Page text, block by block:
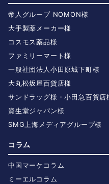
帝人グループ NOMON様
大手製薬メーカー様
コスモス薬品様
ファミリーマート様
一般社団法人小田原城下町様
大丸松坂屋百貨店様
サンドラッグ様・小田急百貨店
資生堂ジャパン様
SMG上海メディアグループ様
コラム
中国マーケコラム
ミーエルコラム